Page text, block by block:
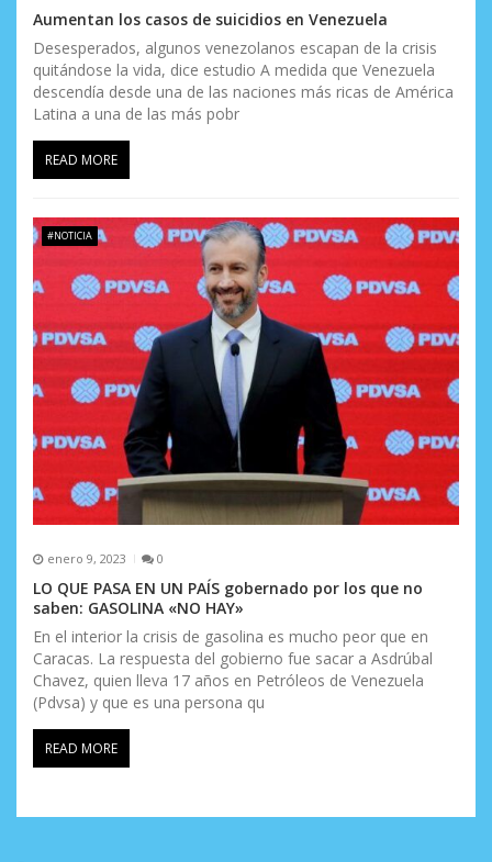
Aumentan los casos de suicidios en Venezuela
Desesperados, algunos venezolanos escapan de la crisis
quitándose la vida, dice estudio A medida que Venezuela
descendía desde una de las naciones más ricas de América
Latina a una de las más pobr
READ MORE
#NOTICIA
enero 9, 2023 0
LO QUE PASA EN UN PAÍS gobernado por los que no
saben: GASOLINA «NO HAY»
En el interior la crisis de gasolina es mucho peor que en
Caracas. La respuesta del gobierno fue sacar a Asdrúbal
Chavez, quien lleva 17 años en Petróleos de Venezuela
(Pdvsa) y que es una persona qu
READ MORE